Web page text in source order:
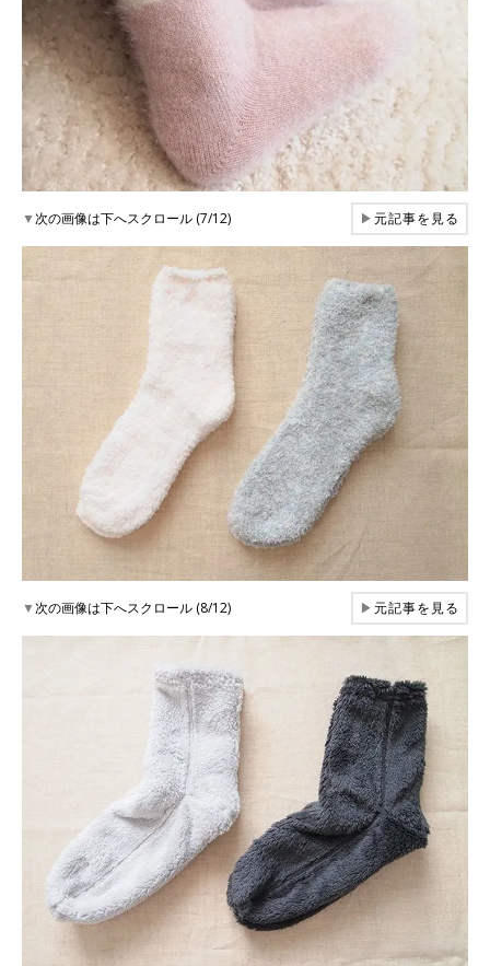
▼次の画像は下へスクロール (7/12) ▶元記事を見る
▼次の画像は下へスクロール (8/12) ▶元記事を見る